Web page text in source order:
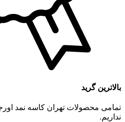
بالاترین گرید
تمامی محصولات تهران کاسه نمد
نداریم.